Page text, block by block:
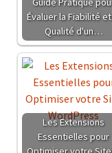
Évaluer la Fiabilité
Qualité d'un…
Les Extensions
Essentielles pour